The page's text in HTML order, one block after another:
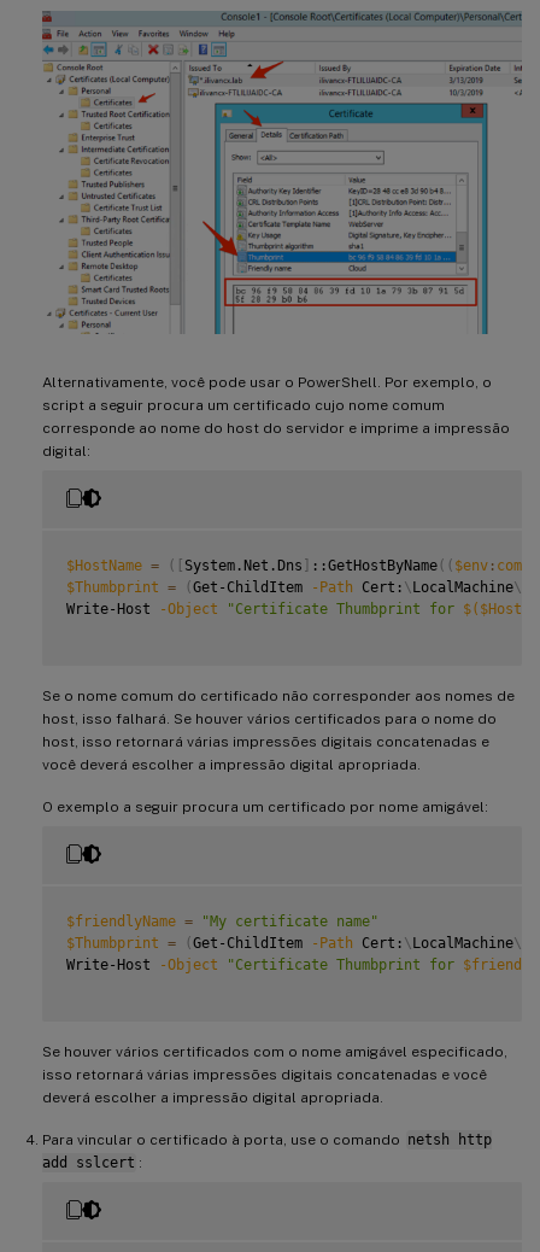
Alternativamente, você pode usar o PowerShell. Por exemplo, o
script a seguir procura um certificado cujo nome comum
corresponde ao nome do host do servidor e imprime a impressão
digital:
$HostName = System.Net.Dns ::GetHostByName $env :
$Thumbprint = Get-ChildItem -Path Cert: \ LocalMachine\
Write-Host
-Object "Certificate Thumbprint for $(
Se o nome comum do certificado não corresponder aos nomes de
host, isso falhará. Se houver vários certificados para o nome do
host, isso retornará várias impressões digitais concatenadas e
você deverá escolher a impressão digital apropriada.
O exemplo a seguir procura um certificado por nome amigável:
$friendlyName =
"My certificate name"
$Thumbprint = Get-ChildItem -Path Cert: \ LocalMachine\
Write-Host
-Object "Certificate Thumbprint for
Se houver vários certificados com o nome amigável especificado,
isso retornará várias impressões digitais concatenadas e você
deverá escolher a impressão digital apropriada.
Para vincular o certificado à porta, use o comando netsh http
add sslcert :